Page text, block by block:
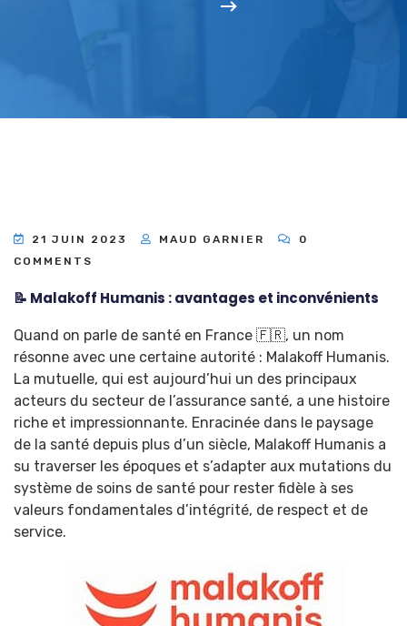
21 JUIN 2023 MAUD GARNIER
0
COMMENTS
📝 Malakoff Humanis : avantages et inconvénients
Quand on parle de santé en France 🇫🇷, un nom
résonne avec une certaine autorité : Malakoff Humanis.
La mutuelle, qui est aujourd’hui un des principaux
acteurs du secteur de l’assurance santé, a une histoire
riche et impressionnante. Enracinée dans le paysage
de la santé depuis plus d’un siècle, Malakoff Humanis a
su traverser les époques et s’adapter aux mutations du
système de soins de santé pour rester fidèle à ses
valeurs fondamentales d’intégrité, de respect et de
service.